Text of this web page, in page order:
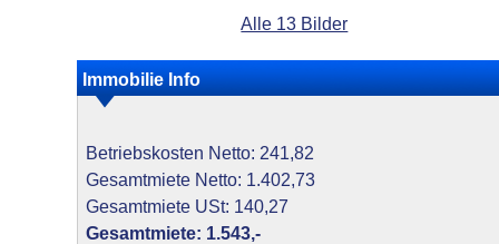
Alle 13 Bilder
Immobilie Info
Betriebskosten Netto: 241,82
Gesamtmiete Netto: 1.402,73
Gesamtmiete USt: 140,27
Gesamtmiete: 1.543,-